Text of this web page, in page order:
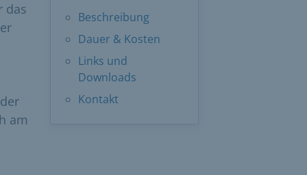
Beschreibung
Dauer & Kosten
Links und
Downloads
Kontakt
das
am